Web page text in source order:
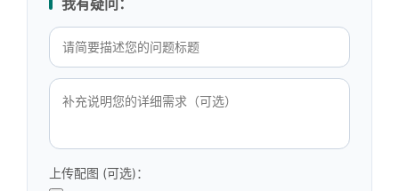
我有疑问：
上传配图 (可选)：